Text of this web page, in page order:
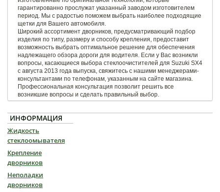
гарантированно прослужат указанный заводом изготовителем
период. Мы с радостью поможем выбрать наиболее подходящие
щетки для Вашего автомобиля.
Широкий ассортимент дворников, предусматривающий подбор
изделия по типу, размеру и способу крепления, предоставит
возможность выбрать оптимальное решение для обеспечения
надлежащего обзора дороги для водителя. Если у Вас возникли
вопросы, касающиеся выбора стеклоочистителей для Suzuki SX4
с августа 2013 года выпуска, свяжитесь с нашими менеджерами-
консультантами по телефонам, указанным на сайте магазина.
Профессиональная консультация позволит решить все
возникшие вопросы и сделать правильный выбор.
ИНФОРМАЦИЯ
Жидкость
стеклоомывателя
Крепление
дворников
Неполадки
дворников